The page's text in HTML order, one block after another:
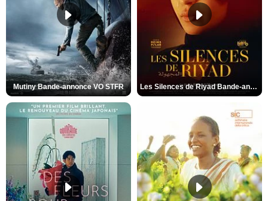
Mutiny Bande-annonce VO STFR Les Silences de Riyad Bande-annonce VO STFR